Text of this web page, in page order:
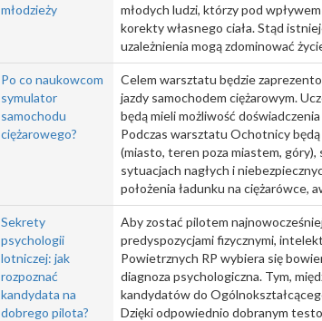
młodzieży
młodych ludzi, którzy pod
korekty własnego ciała. Stąd
uzależnienia mogą zdominować
Po co naukowcom
symulator
samochodu
ciężarowego?
Celem warsztatu będzie
jazdy samochodem ciężarowym.
będą mieli możliwość
Podczas warsztatu Ochotnicy
(miasto, teren poza miastem,
sytuacjach nagłych i
położenia ładunku na ciężarówce,
Sekrety
psychologii
lotniczej: jak
rozpoznać
kandydata na
dobrego pilota?
Aby zostać pilotem
predyspozycjami fizycznymi,
Powietrznych RP wybiera się
diagnoza psychologiczna. Tym,
kandydatów do
Dzięki odpowiednio dobranym